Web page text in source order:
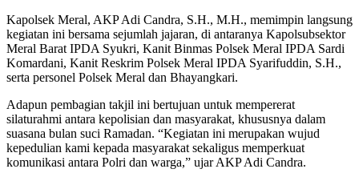
Kapolsek Meral, AKP Adi Candra, S.H., M.H., memimpin langsung
kegiatan ini bersama sejumlah jajaran, di antaranya Kapolsubsektor
Meral Barat IPDA Syukri, Kanit Binmas Polsek Meral IPDA Sardi
Komardani, Kanit Reskrim Polsek Meral IPDA Syarifuddin, S.H.,
serta personel Polsek Meral dan Bhayangkari.
Adapun pembagian takjil ini bertujuan untuk mempererat
silaturahmi antara kepolisian dan masyarakat, khususnya dalam
suasana bulan suci Ramadan. “Kegiatan ini merupakan wujud
kepedulian kami kepada masyarakat sekaligus memperkuat
komunikasi antara Polri dan warga,” ujar AKP Adi Candra.